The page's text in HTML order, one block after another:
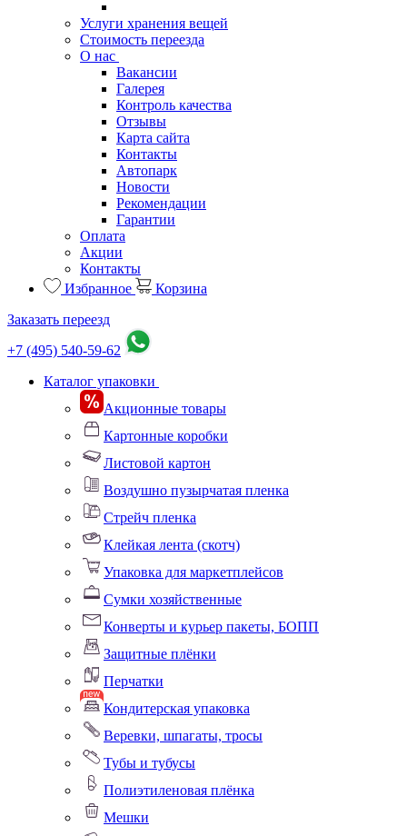
Услуги хранения вещей
Стоимость переезда
О нас
Вакансии
Галерея
Контроль качества
Отзывы
Карта сайта
Контакты
Автопарк
Новости
Рекомендации
Гарантии
Оплата
Акции
Контакты
Избранное
Корзина
Заказать переезд
+7 (495) 540-59-62
Каталог упаковки
Акционные товары
Картонные коробки
Листовой картон
Воздушно пузырчатая пленка
Стрейч пленка
Клейкая лента (скотч)
Упаковка для маркетплейсов
Сумки хозяйственные
Конверты и курьер пакеты, БОПП
Защитные плёнки
Перчатки
Кондитерская упаковка
Веревки, шпагаты, тросы
Тубы и тубусы
Полиэтиленовая плёнка
Мешки